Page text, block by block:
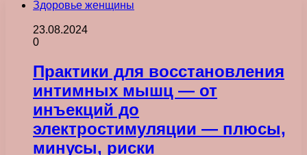
Здоровье женщины
23.08.2024
0
Практики для восстановления
интимных мышц — от
инъекций до
электростимуляции — плюсы,
минусы, риски